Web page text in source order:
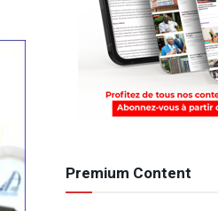
Premium Content